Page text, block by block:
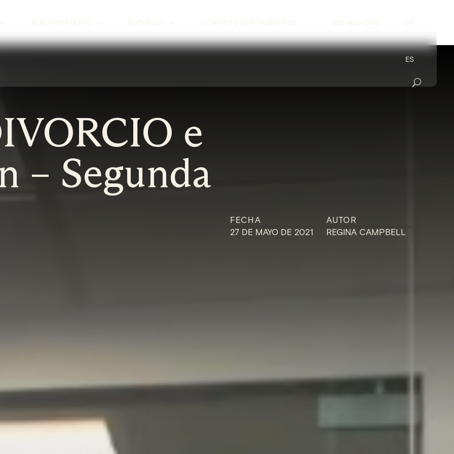
NUESTRO EQUIPO RECURSOS CONTACTE CON NOSOTROS 305-460-0145 EN
ES
e
– Segunda
FECHA
27 DE MAYO DE 2021
AUTOR
REGINA CAMPBELL